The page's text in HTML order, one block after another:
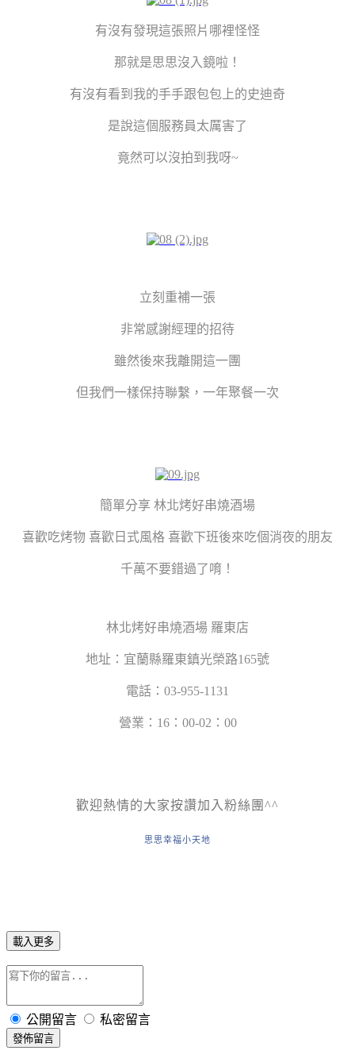
有沒有發現這張照片哪裡怪怪
那就是思思沒入鏡啦！
有沒有看到我的手手跟包包上的史迪奇
是說這個服務員太厲害了
竟然可以沒拍到我呀~
立刻重補一張
非常感謝經理的招待
雖然後來我離開這一團
但我們一樣保持聯繫，一年聚餐一次
簡單分享 林北烤好串燒酒場
喜歡吃烤物 喜歡日式風格 喜歡下班後來吃個消夜的朋友
千萬不要錯過了唷！
林北烤好串燒酒場 羅東店
地址：宜蘭縣羅東鎮光榮路165號
電話：03-955-1131
營業：16：00-02：00
歡迎熱情的大家按讚加入粉絲團^^
思思幸福小天地
載入更多
公開留言 私密留言
發佈留言